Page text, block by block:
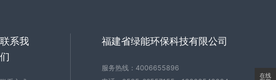
联系我
们
福建省绿能环保科技有限公司
服务热线： 4006655896
在线